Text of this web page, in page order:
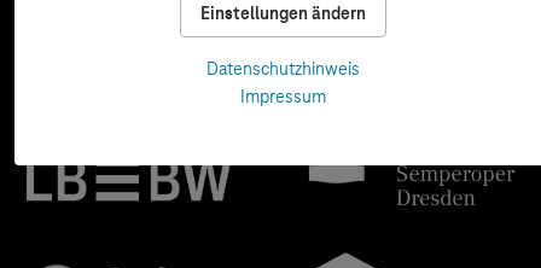
Einstellungen ändern
Datenschutzhinweis
Impressum